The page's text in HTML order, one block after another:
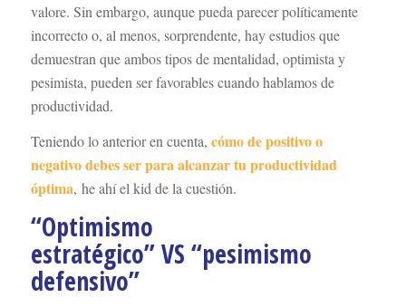
valore. Sin embargo, aunque pueda parecer políticamente
incorrecto o, al menos, sorprendente, hay estudios que
demuestran que ambos tipos de mentalidad, optimista y
pesimista, pueden ser favorables cuando hablamos de
productividad.
Teniendo lo anterior en cuenta, cómo de positivo o
negativo debes ser para alcanzar tu productividad
óptima, he ahí el kid de la cuestión.
“Optimismo
estratégico” VS “pesimismo
defensivo”